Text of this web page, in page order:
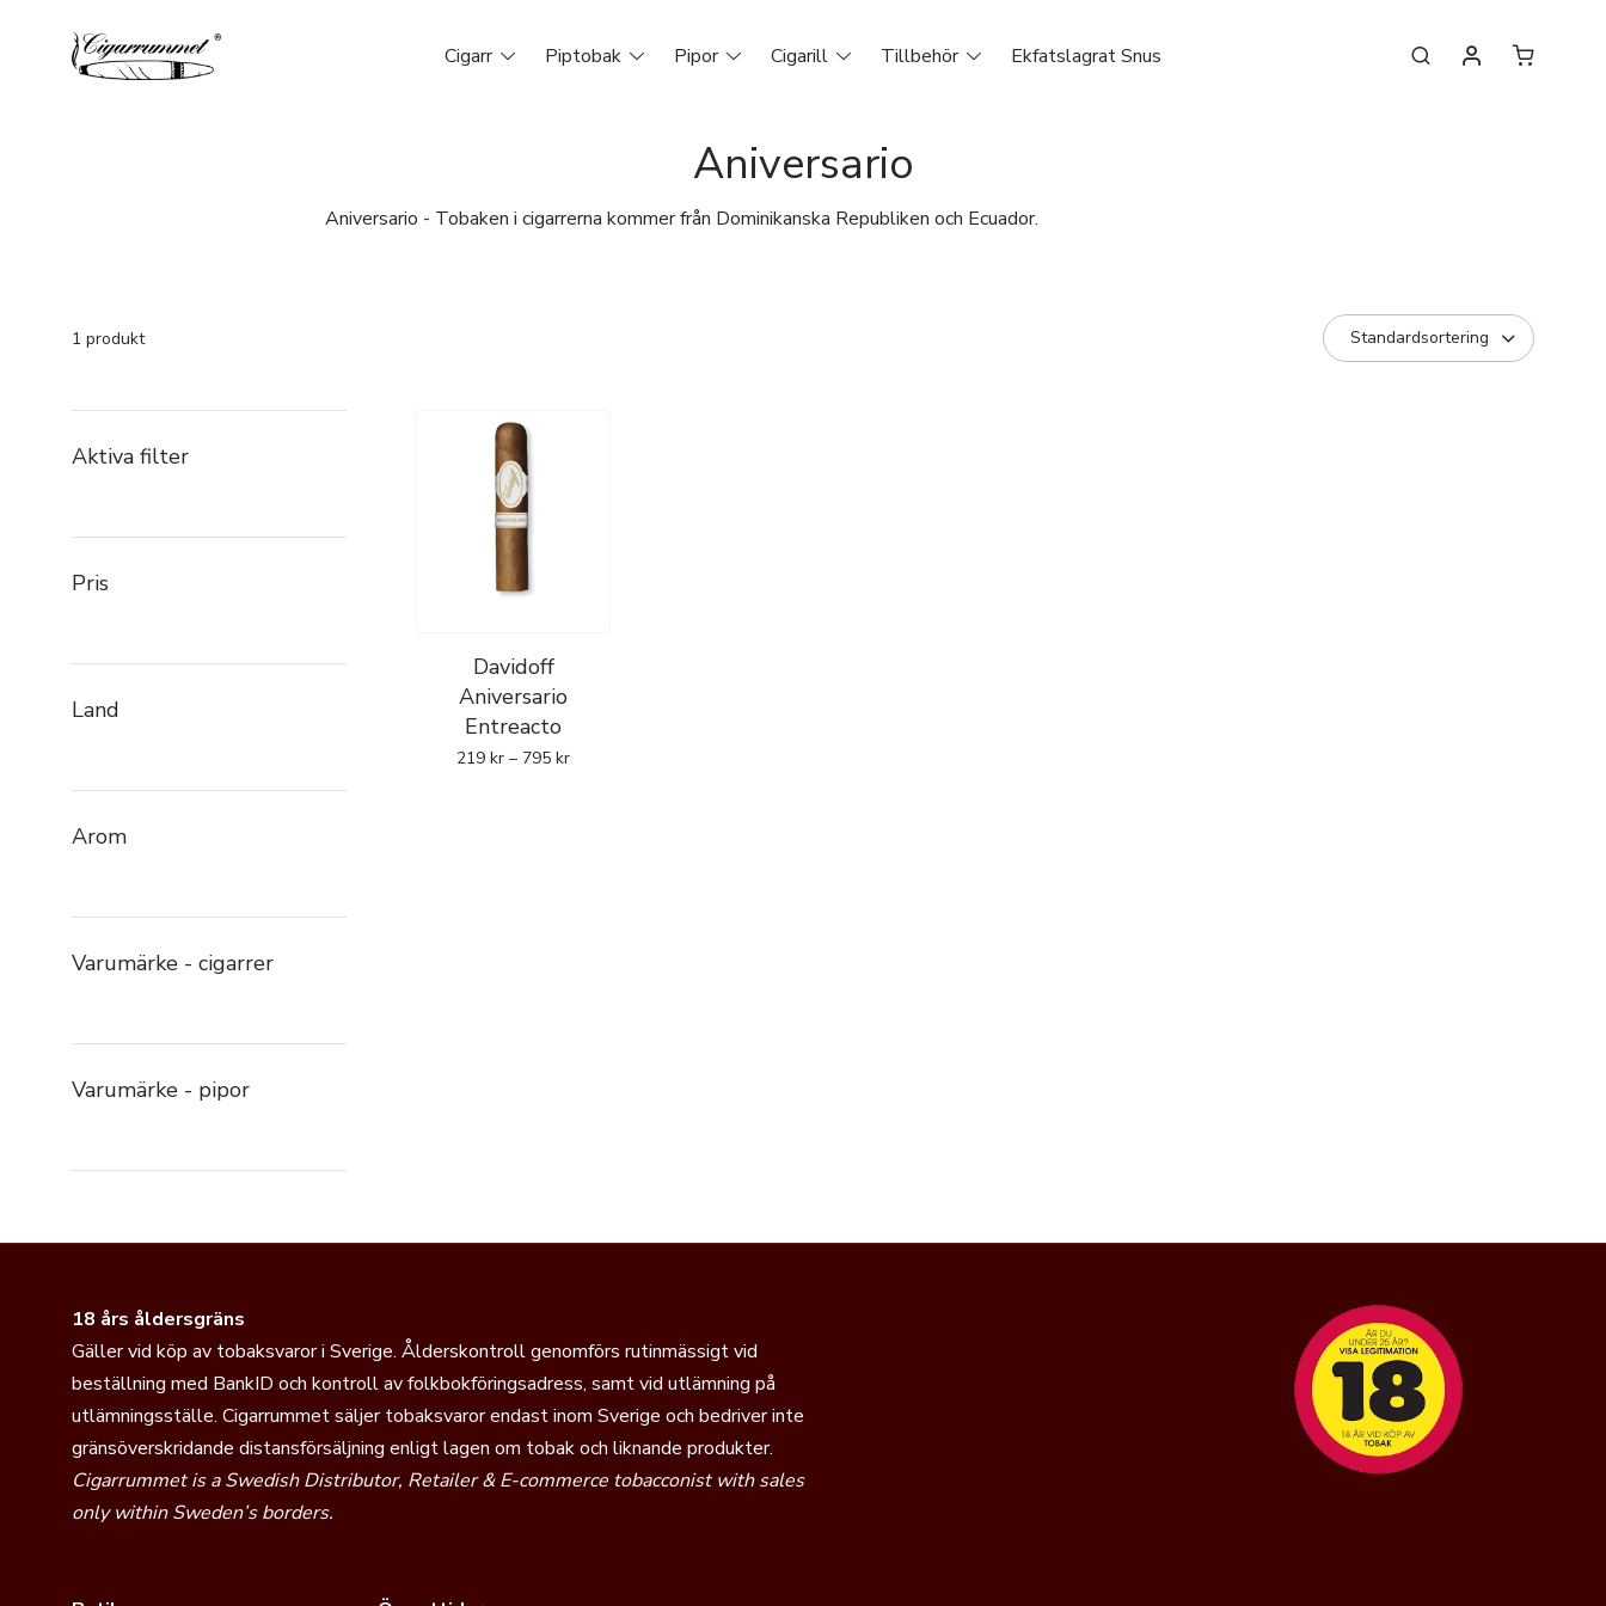
Cigarr Piptobak Pipor Cigarill Tillbehör Ekfatslagrat Snus
Aniversario
Aniversario - Tobaken i cigarrerna kommer från Dominikanska Republiken och Ecuador.
1 produkt
Aktiva filter
Pris
Land
Arom
Varumärke - cigarrer
Varumärke - pipor
Davidoff
Aniversario
Entreacto
219kr – 795kr
18 års åldersgräns
Gäller vid köp av tobaksvaror i Sverige. Ålderskontroll genomförs rutinmässigt vid
beställning med BankID och kontroll av folkbokföringsadress, samt vid utlämning på
utlämningsställe. Cigarrummet säljer tobaksvaror endast inom Sverige och bedriver inte
gränsöverskridande distansförsäljning enligt lagen om tobak och liknande produkter.
Cigarrummet is a Swedish Distributor, Retailer & E-commerce tobacconist with sales
only within Sweden’s borders.